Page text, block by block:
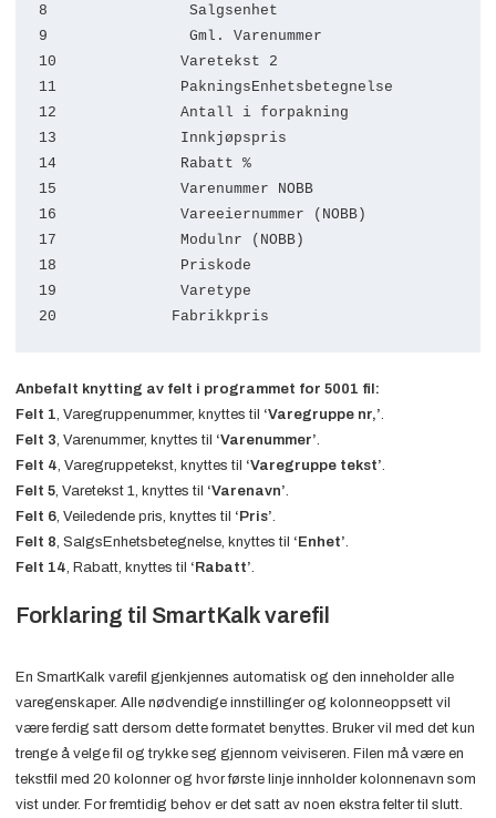
8                Salgsenhet
9                Gml. Varenummer
10              Varetekst 2
11              PakningsEnhetsbetegnelse
12              Antall i forpakning
13              Innkjøpspris
14              Rabatt %
15              Varenummer NOBB
16              Vareeiernummer (NOBB)
17              Modulnr (NOBB)
18              Priskode
19              Varetype
20             Fabrikkpris
Anbefalt knytting av felt i programmet for 5001 fil:
Felt 1 , Varegruppenummer, knyttes til ‘Varegruppe nr,’
Felt 3 , Varenummer, knyttes til ‘Varenummer’
Felt 4 , Varegruppetekst, knyttes til ‘Varegruppe tekst’
Felt 5, Varetekst 1, knyttes til ‘Varenavn’
Felt 6, Veiledende pris, knyttes til ‘Pris’
Felt 8 , SalgsEnhetsbetegnelse, knyttes til ‘Enhet’
Felt 14 , Rabatt, knyttes til ‘Rabatt’
Forklaring til SmartKalk varefil
En SmartKalk varefil gjenkjennes automatisk og den inneholder alle
varegenskaper. Alle nødvendige innstillinger og kolonneoppsett vil
være ferdig satt dersom dette formatet benyttes. Bruker vil med det kun
trenge å velge fil og trykke seg gjennom veiviseren. Filen må være en
tekstfil med 20 kolonner og hvor første linje innholder kolonnenavn som
vist under. For fremtidig behov er det satt av noen ekstra felter til slutt.